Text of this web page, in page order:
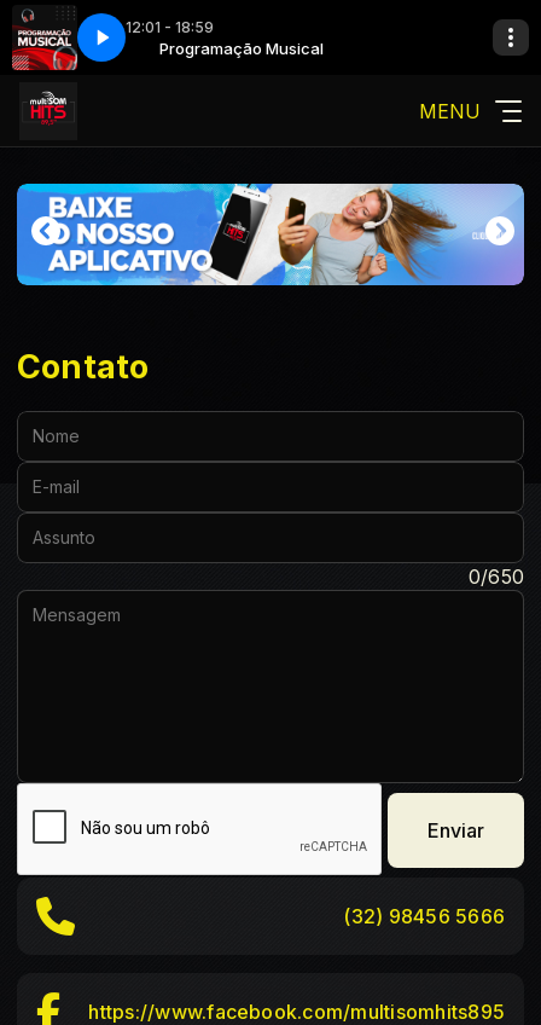
12:01 - 18:59
Programação Musical
MENU
Contato
Nome:
E-mail:
Assunto:
0/650
Enviar
(32) 98456 5666
https://www.facebook.com/multisomhits895